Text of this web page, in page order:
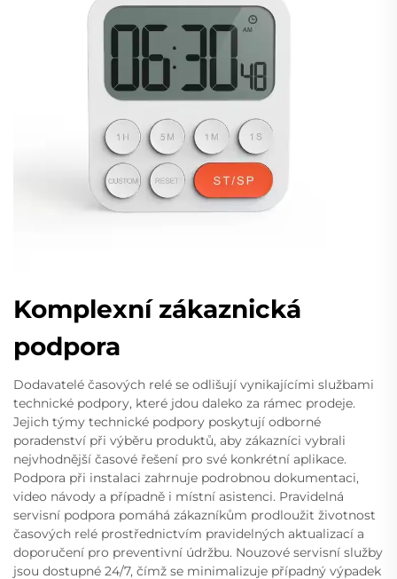
Komplexní zákaznická
podpora
Dodavatelé časových relé se odlišují vynikajícími službami
technické podpory, které jdou daleko za rámec prodeje.
Jejich týmy technické podpory poskytují odborné
poradenství při výběru produktů, aby zákazníci vybrali
nejvhodnější časové řešení pro své konkrétní aplikace.
Podpora při instalaci zahrnuje podrobnou dokumentaci,
video návody a případně i místní asistenci. Pravidelná
servisní podpora pomáhá zákazníkům prodloužit životnost
časových relé prostřednictvím pravidelných aktualizací a
doporučení pro preventivní údržbu. Nouzové servisní služby
jsou dostupné 24/7, čímž se minimalizuje případný výpadek